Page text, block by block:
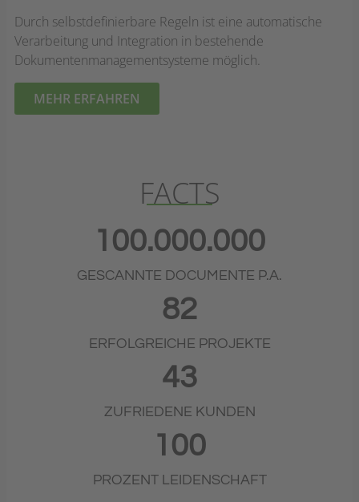
Durch selbstdefinierbare Regeln ist eine automatische
Verarbeitung und Integration in bestehende
Dokumentenmanagementsysteme möglich.
MEHR ERFAHREN
FACTS
GESCANNTE DOCUMENTE P.A.
100.000.000
ERFOLGREICHE PROJEKTE
82
ZUFRIEDENE KUNDEN
43
PROZENT LEIDENSCHAFT
100